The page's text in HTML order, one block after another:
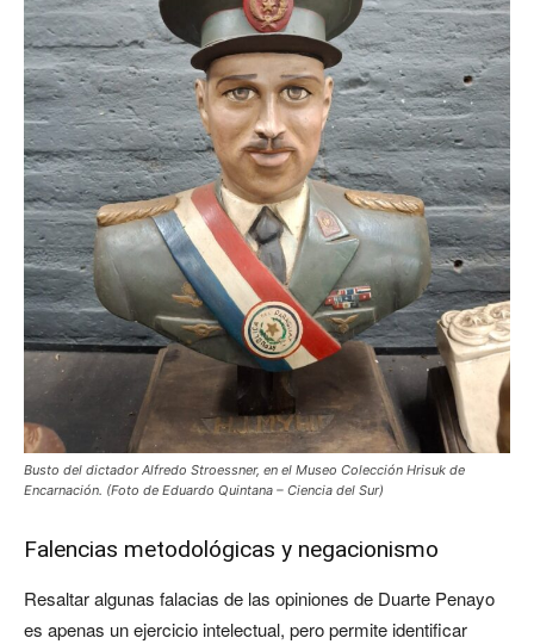
Busto del dictador Alfredo Stroessner, en el Museo Colección Hrisuk de
Encarnación. (Foto de Eduardo Quintana – Ciencia del Sur)
Falencias metodológicas y negacionismo
Resaltar algunas falacias de las opiniones de Duarte Penayo
es apenas un ejercicio intelectual, pero permite identificar